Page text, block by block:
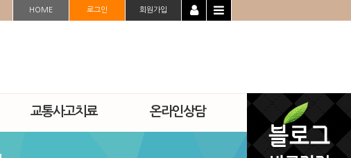
HOME 로그인 회원가입
교통사고치료 온라인상담